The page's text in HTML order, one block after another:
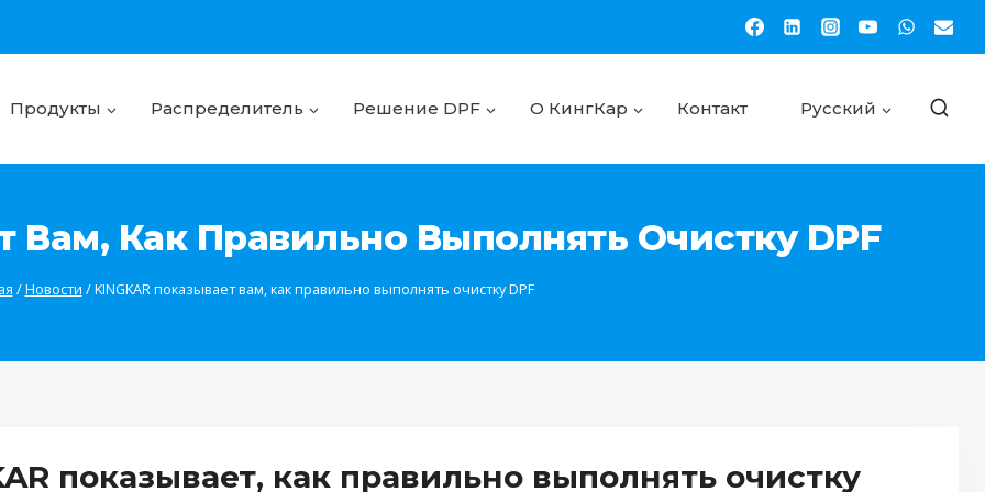
Продукты Распределитель Решение DPF О КингКар Контакт Русский
Вам, Как Правильно Выполнять Очистку DPF
/Новости /KINGKAR показывает вам, как правильно выполнять очистку DPF
показывает, как правильно выполнять очистку